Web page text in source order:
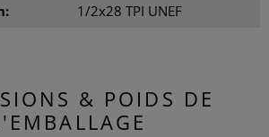
1/2x28 TPI UNEF
& POIDS DE